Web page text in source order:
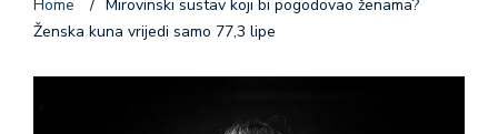
Home / Mirovinski sustav koji bi pogodovao ženama?
Ženska kuna vrijedi samo 77,3 lipe